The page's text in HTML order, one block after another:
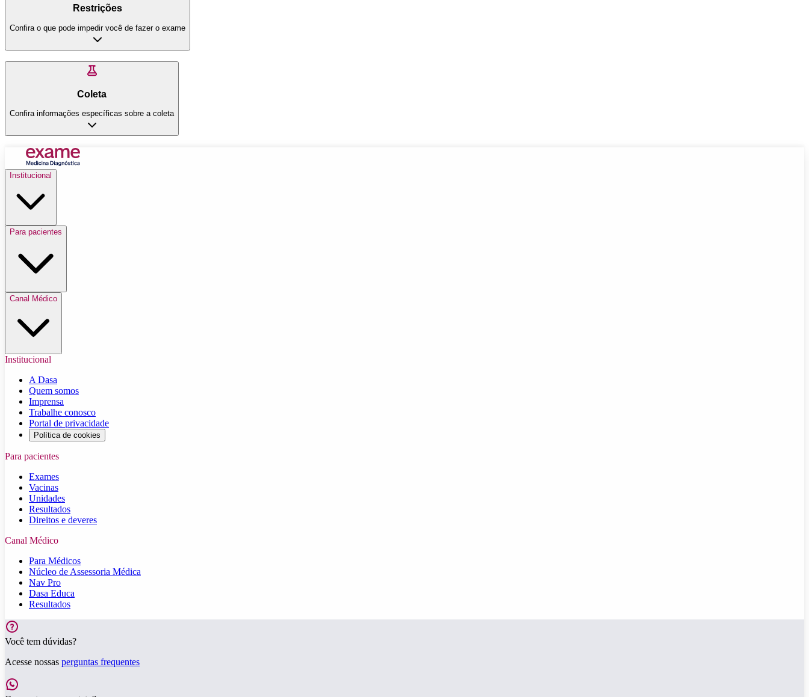
Restrições
Confira o que pode impedir você de fazer o exame
Coleta
Confira informações específicas sobre a coleta
Institucional
Para pacientes
Canal Médico
Institucional
A Dasa
Quem somos
Imprensa
Trabalhe conosco
Portal de privacidade
Política de cookies
Para pacientes
Exames
Vacinas
Unidades
Resultados
Direitos e deveres
Canal Médico
Para Médicos
Núcleo de Assessoria Médica
Nav Pro
Dasa Educa
Resultados
Você tem dúvidas?
Acesse nossas perguntas frequentes